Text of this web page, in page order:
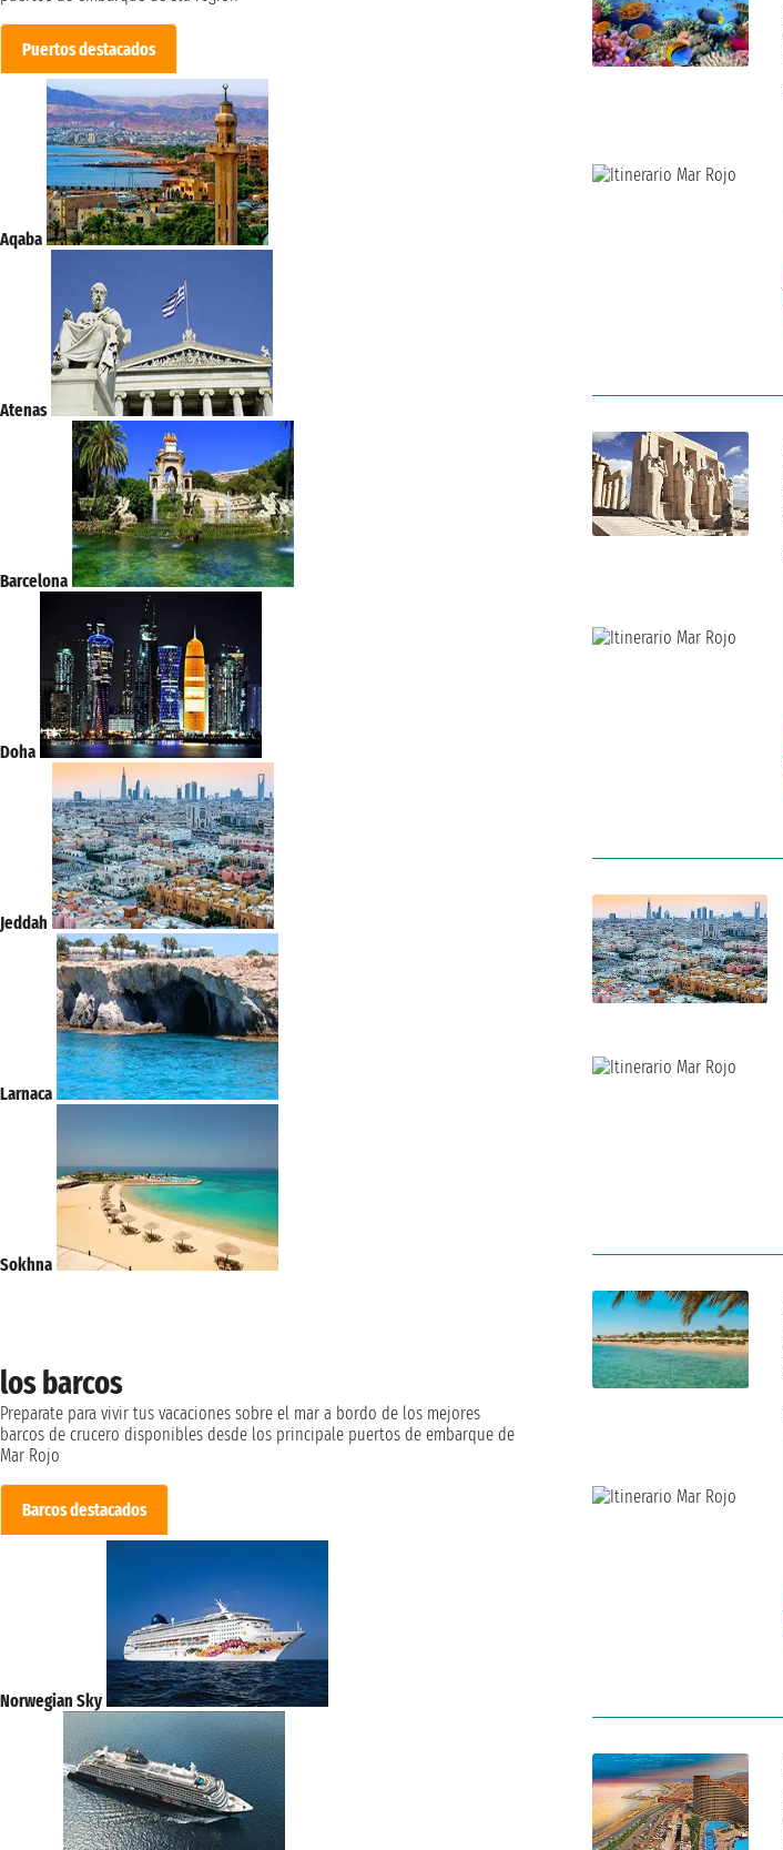
Puertos destacados
Aqaba
Atenas
Barcelona
Doha
Jeddah
Larnaca
Sokhna
los barcos
Preparate para vivir tus vacaciones sobre el mar a bordo de los mejores
barcos de crucero disponibles desde los principale puertos de embarque de
Mar Rojo
Barcos destacados
Norwegian Sky